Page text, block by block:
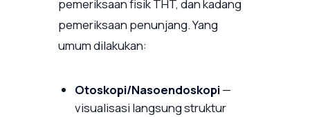
pemeriksaan fisik THT, dan kadang
pemeriksaan penunjang. Yang
umum dilakukan:
Otoskopi/Nasoendoskopi—
visualisasi langsung struktur